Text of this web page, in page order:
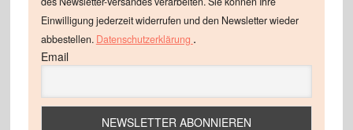
Einwilligung jederzeit widerrufen und den Newsletter wieder
abbestellen. Datenschutzerklärung .
Email